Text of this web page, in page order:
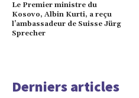
Le Premier ministre du
Kosovo, Albin Kurti, a reçu
l’ambassadeur de Suisse Jürg
Sprecher
Derniers articles